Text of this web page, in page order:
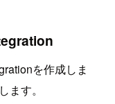
を作成しま
す。